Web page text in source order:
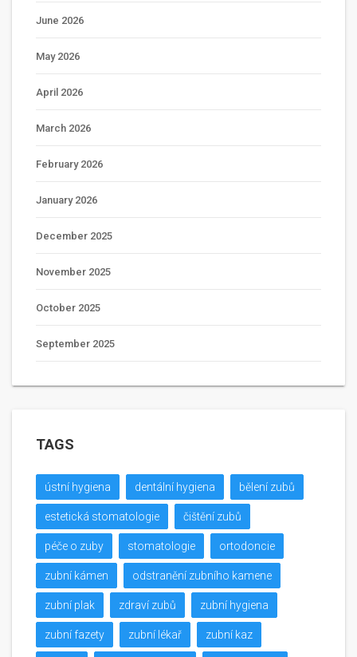
June 2026
May 2026
April 2026
March 2026
February 2026
January 2026
December 2025
November 2025
October 2025
September 2025
TAGS
ústní hygiena dentální hygiena bělení zubů
estetická stomatologie čištění zubů
péče o zuby stomatologie ortodoncie
zubní kámen odstranění zubního kamene
zubní plak zdraví zubů zubní hygiena
zubní fazety zubní lékař zubní kaz